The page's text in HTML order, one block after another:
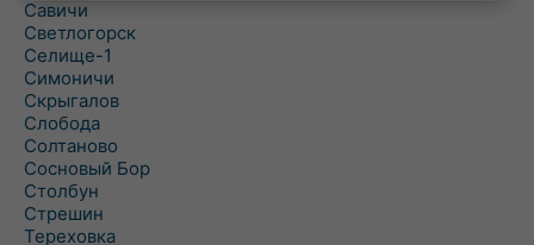
Савичи
Светлогорск
Селище-1
Симоничи
Скрыгалов
Слобода
Солтаново
Сосновый Бор
Столбун
Стрешин
Тереховка